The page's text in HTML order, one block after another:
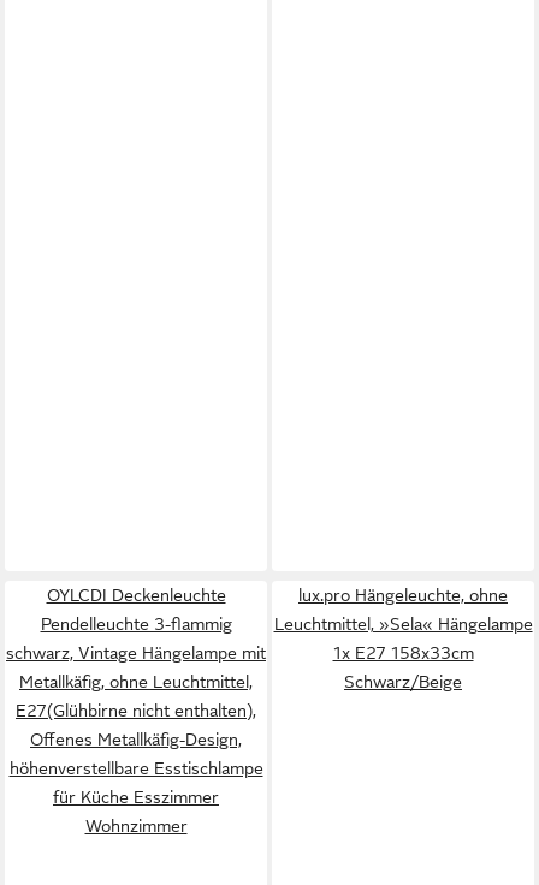
OYLCDI Deckenleuchte
Pendelleuchte 3-flammig
schwarz, Vintage Hängelampe mit
Metallkäfig, ohne Leuchtmittel,
E27(Glühbirne nicht enthalten),
Offenes Metallkäfig-Design,
höhenverstellbare Esstischlampe
für Küche Esszimmer
Wohnzimmer
lux.pro Hängeleuchte, ohne
Leuchtmittel, »Sela« Hängelampe
1x E27 158x33cm
Schwarz/Beige